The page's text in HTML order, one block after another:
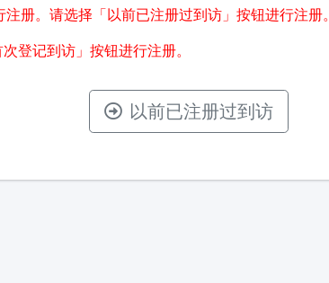
册。请选择「以前已注册过到访」按钮进行注册。
登记到访」按钮进行注册。
以前已注册过到访